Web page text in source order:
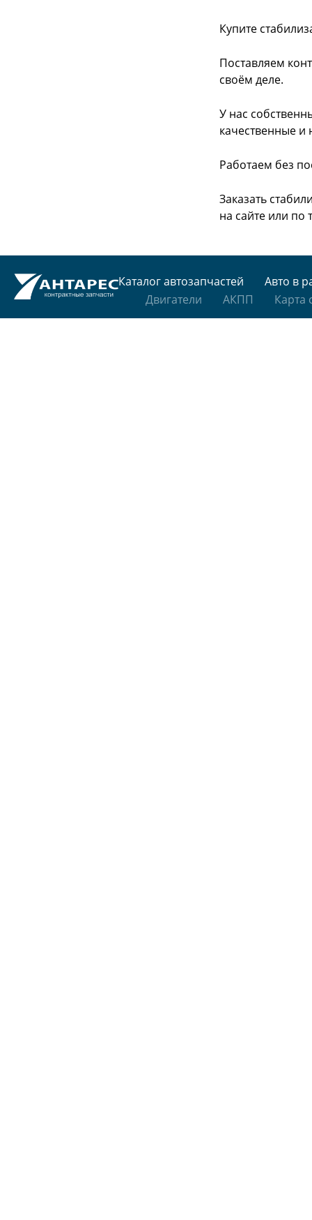
Купите
Поставляем
своём деле.
У нас
качественные и
Работаем без
Заказать
на сайте или по
Каталог автозапчастей
Авто в
Двигатели
АКПП Карта